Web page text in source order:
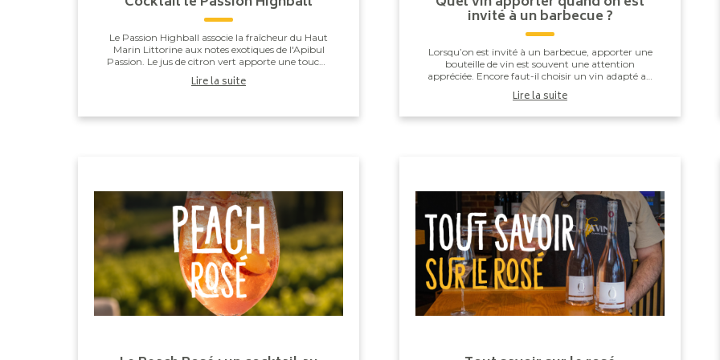
Le Passion Highball associe la fraîcheur du Haut
Marin Littorine aux notes exotiques de l'Apibul
Passion. Le jus de citron vert apporte une touche
Lire la suite
invité à un barbecue ?
Lorsqu’on est invité à un barbecue, apporter une
bouteille de vin est souvent une attention
appréciée. Encore faut-il choisir un vin adapté au
Lire la suite